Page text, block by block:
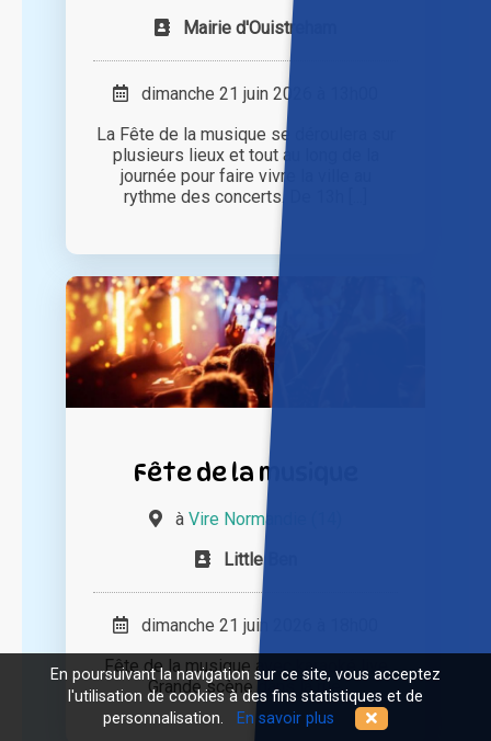
Mairie d'Ouistreham
dimanche 21 juin 2026 à 13h00
La Fête de la musique se déroulera sur
plusieurs lieux et tout au long de la
journée pour faire vivre la ville au
rythme des concerts. De 13h [...]
Fête de la musique
à Vire Normandie (14)
Little Ben
dimanche 21 juin 2026 à 18h00
Fête de la musique avec karaoké live
Grande scène dans la rue.
En poursuivant la navigation sur ce site, vous acceptez
l'utilisation de cookies à des fins statistiques et de
personnalisation.
En savoir plus